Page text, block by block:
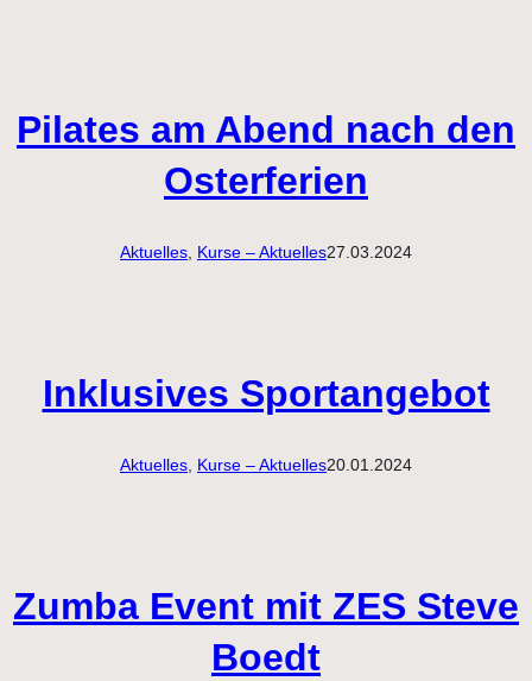
Pilates am Abend nach den
Osterferien
Aktuelles Kurse – Aktuelles27.03.2024
Inklusives Sportangebot
Aktuelles Kurse – Aktuelles20.01.2024
Zumba Event mit ZES Steve
Boedt